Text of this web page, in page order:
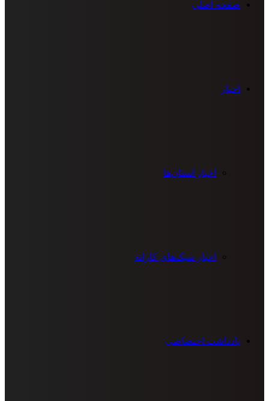
صفحه اصلی
اخبار
اخبار استان‌ها
اخبار سبک‌های کاراته
یادداشت اختصاصی